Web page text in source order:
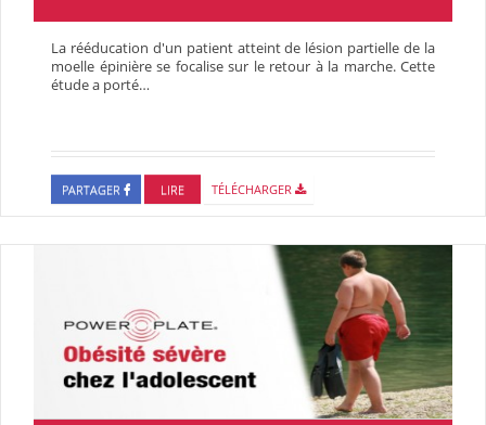
La rééducation d'un patient atteint de lésion partielle de la
moelle épinière se focalise sur le retour à la marche. Cette
étude a porté…
PARTAGER LIRE TÉLÉCHARGER